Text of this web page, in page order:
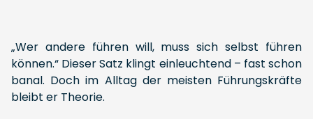
„Wer andere führen will, muss sich selbst führen
können.“ Dieser Satz klingt einleuchtend – fast schon
banal. Doch im Alltag der meisten Führungskräfte
bleibt er Theorie.